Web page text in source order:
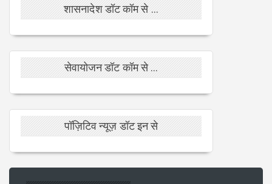
शासनादेश डॉट कॉम से ...
सेवायोजन डॉट कॉम से ...
पॉज़िटिव न्यूज़ डॉट इन से